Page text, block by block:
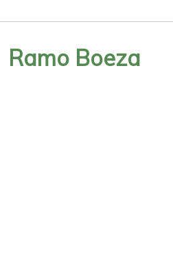
Ramo Boeza